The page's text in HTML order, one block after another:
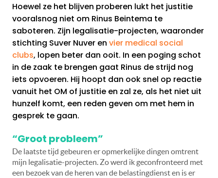
Hoewel ze het blijven proberen lukt het justitie
vooralsnog niet om Rinus Beintema te
saboteren. Zijn legalisatie-projecten, waaronder
stichting Suver Nuver en vier medical social
clubs, lopen beter dan ooit. In een poging schot
in de zaak te brengen gaat Rinus de strijd nog
iets opvoeren. Hij hoopt dan ook snel op reactie
vanuit het OM of justitie en zal ze, als het niet uit
hunzelf komt, een reden geven om met hem in
gesprek te gaan.
“Groot probleem”
De laatste tijd gebeuren er opmerkelijke dingen omtrent
mijn legalisatie-projecten. Zo werd ik geconfronteerd met
een bezoek van de heren van de belastingdienst en is er